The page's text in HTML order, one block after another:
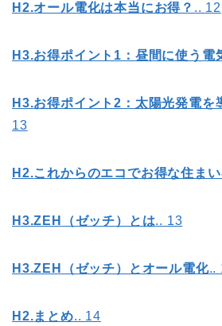
H2.オール電化は本当にお得？ .. 12
H3.お得ポイント1 ：昼間に使う電
H3.お得ポイント2 ：太陽光発電
13
H2.これからのエコでお得な住ま
H3.ZEH （ゼッチ）とは.. 13
H3.ZEH （ゼッチ）とオール電化..
H2.まとめ.. 14